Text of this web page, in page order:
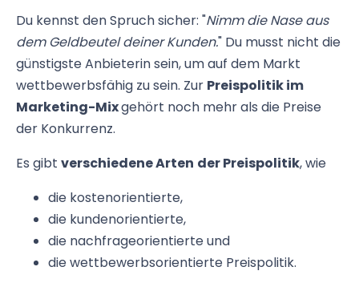
Du kennst den Spruch sicher: "Nimm die Nase aus
dem Geldbeutel deiner Kunden." Du musst nicht die
günstigste Anbieterin sein, um auf dem Markt
wettbewerbsfähig zu sein. Zur Preispolitik im
Marketing-Mixgehört noch mehr als die Preise
der Konkurrenz.
Es gibt verschiedene Arten der Preispolitik, wie
die kostenorientierte,
die kundenorientierte,
die nachfrageorientierte und
die wettbewerbsorientierte Preispolitik.